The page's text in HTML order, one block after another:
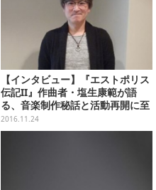
【インタビュー】『エストポリス
伝記II』作曲者・塩生康範が語
る、音楽制作秘話と活動再開に至
った想い
2016.11.24